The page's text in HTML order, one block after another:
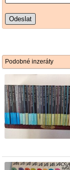
Odeslat
Podobné inzeráty